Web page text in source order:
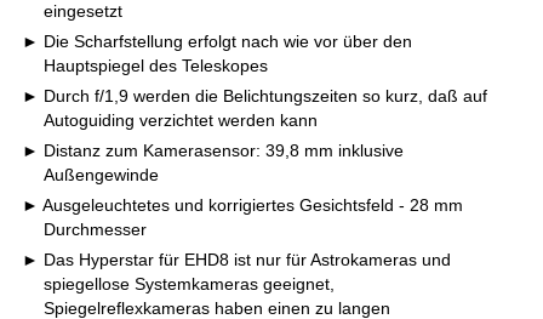
eingesetzt
Die Scharfstellung erfolgt nach wie vor über den
Hauptspiegel des Teleskopes
Durch f/1,9 werden die Belichtungszeiten so kurz, daß auf
Autoguiding verzichtet werden kann
Distanz zum Kamerasensor: 39,8 mm inklusive
Außengewinde
Ausgeleuchtetes und korrigiertes Gesichtsfeld - 28 mm
Durchmesser
Das Hyperstar für EHD8 ist nur für Astrokameras und
spiegellose Systemkameras geeignet,
Spiegelreflexkameras haben einen zu langen